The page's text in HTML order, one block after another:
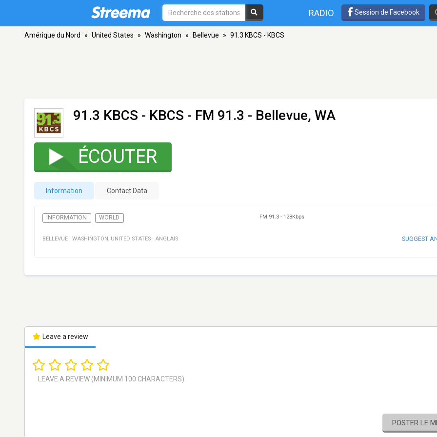
RADIO Session de Facebook
Amérique du Nord » United States » Washington » Bellevue » 91.3 KBCS - KBCS
91.3 KBCS - KBCS - FM 91.3 - Bellevue, WA
ÉCOUTER
Information Contact Data
INFORMATION WORLD FM 91.3 - 128Kbps
BELLEVUE · WASHINGTON , UNITED STATES · ANGLAIS SUGGEST
Leave a review
POSTER LE